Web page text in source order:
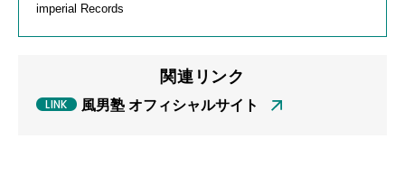
imperial Records
関連リンク
風男塾 オフィシャルサイト